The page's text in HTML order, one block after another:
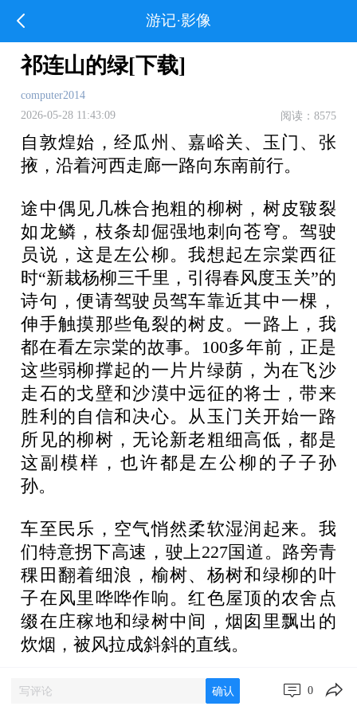
游记·影像
祁连山的绿[下载]
computer2014
2026-05-28 11:43:09
阅读：8575
自敦煌始，经瓜州、嘉峪关、玉门、张
掖，沿着河西走廊一路向东南前行。
途中偶见几株合抱粗的柳树，树皮皲裂
如龙鳞，枝条却倔强地刺向苍穹。驾驶
员说，这是左公柳。我想起左宗棠西征
时“新栽杨柳三千里，引得春风度玉关”的
诗句，便请驾驶员驾车靠近其中一棵，
伸手触摸那些龟裂的树皮。一路上，我
都在看左宗棠的故事。100多年前，正是
这些弱柳撑起的一片片绿荫，为在飞沙
走石的戈壁和沙漠中远征的将士，带来
胜利的自信和决心。从玉门关开始一路
所见的柳树，无论新老粗细高低，都是
这副模样，也许都是左公柳的子子孙
孙。
车至民乐，空气悄然柔软湿润起来。我
们特意拐下高速，驶上227国道。路旁青
稞田翻着细浪，榆树、杨树和绿柳的叶
子在风里哗哗作响。红色屋顶的农舍点
缀在庄稼地和绿树中间，烟囱里飘出的
炊烟，被风拉成斜斜的直线。
及至扁都口，车窗外，无论是平地上的
确认 0